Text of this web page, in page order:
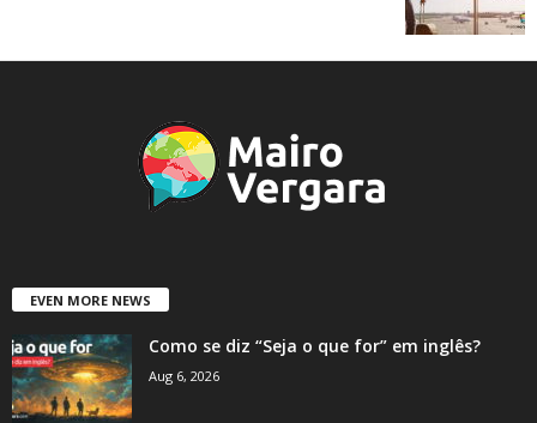
EVEN MORE NEWS
Como se diz “Seja o que for” em inglês?
Aug 6, 2026